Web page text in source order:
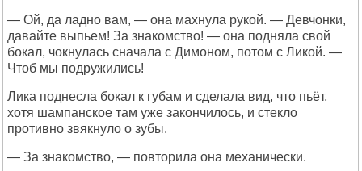
— Ой, да ладно вам, — она махнула рукой. — Девчонки,
давайте выпьем! За знакомство! — она подняла свой
бокал, чокнулась сначала с Димоном, потом с Ликой. —
Чтоб мы подружились!
Лика поднесла бокал к губам и сделала вид, что пьёт,
хотя шампанское там уже закончилось, и стекло
противно звякнуло о зубы.
— За знакомство, — повторила она механически.